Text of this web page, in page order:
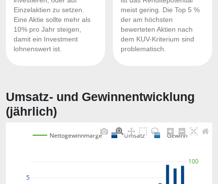
Einzelaktien zu setzen.
Eine Aktie sollte mehr als
10% pro Jahr steigen,
damit ein Investment
lohnenswert ist.
meist gering. Die Top 5 %
der am höchsten
bewerteten Aktien nach
dem KUV-Kriterium sind
problematisch.
Umsatz- und Gewinnentwicklung
(jährlich)
5
100
Nettogewinnmarge Umsatz Gewinn